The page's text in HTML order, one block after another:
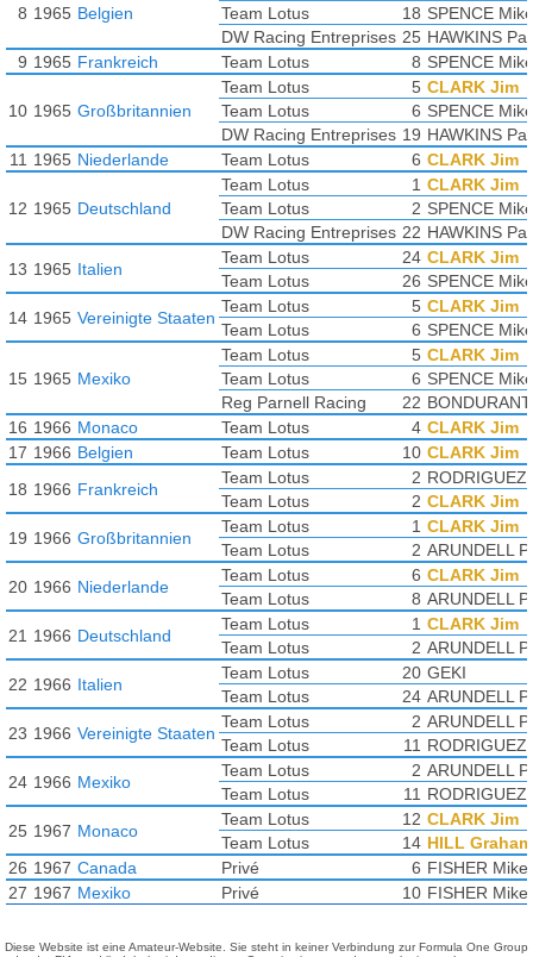
8 1965 Belgien
Team Lotus
18 SPENCE Mike
DW Racing Entreprises 25 HAWKINS
9 1965 Frankreich Team Lotus 8 SPENCE Mike
10 1965 Großbritannien
Team Lotus 5 CLARK Jim
Team Lotus
6 SPENCE Mike
DW Racing Entreprises 19 HAWKINS
11 1965 Niederlande Team Lotus 6 CLARK Jim
12 1965 Deutschland
Team Lotus 1 CLARK Jim
Team Lotus
2 SPENCE Mike
DW Racing Entreprises 22 HAWKINS
13 1965 Italien
Team Lotus 24 CLARK Jim
Team Lotus
26 SPENCE Mike
14 1965 Vereinigte Staaten
Team Lotus 5 CLARK Jim
Team Lotus
6 SPENCE Mike
15 1965 Mexiko
Team Lotus 5 CLARK Jim
Team Lotus
6 SPENCE Mike
Reg Parnell Racing
22
16 1966 Monaco Team Lotus 4 CLARK Jim
17 1966 Belgien Team Lotus 10 CLARK Jim
18 1966 Frankreich
Team Lotus 2 RODRIGUEZ
Team Lotus
2 CLARK Jim
19 1966 Großbritannien
Team Lotus 1 CLARK Jim
Team Lotus
2 ARUNDELL
20 1966 Niederlande
Team Lotus 6 CLARK Jim
Team Lotus
8 ARUNDELL
21 1966 Deutschland
Team Lotus 1 CLARK Jim
Team Lotus
2 ARUNDELL
22 1966 Italien
Team Lotus 20 GEKI
Team Lotus
24 ARUNDELL
23 1966 Vereinigte Staaten
Team Lotus 2 ARUNDELL
Team Lotus
11 RODRIGUEZ
24 1966 Mexiko
Team Lotus 2 ARUNDELL
Team Lotus
11 RODRIGUEZ
25 1967 Monaco
Team Lotus 12 CLARK Jim
Team Lotus
14 HILL Graham
26 1967 Canada Privé 6 FISHER Mike
27 1967 Mexiko Privé 10 FISHER Mike
Diese Website ist eine Amateur-Website. Sie steht in keiner Verbindung zur Formula One Group